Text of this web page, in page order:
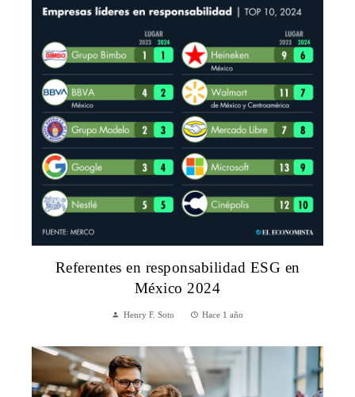
Referentes en responsabilidad ESG en
México 2024
Henry F. Soto Hace 1 año